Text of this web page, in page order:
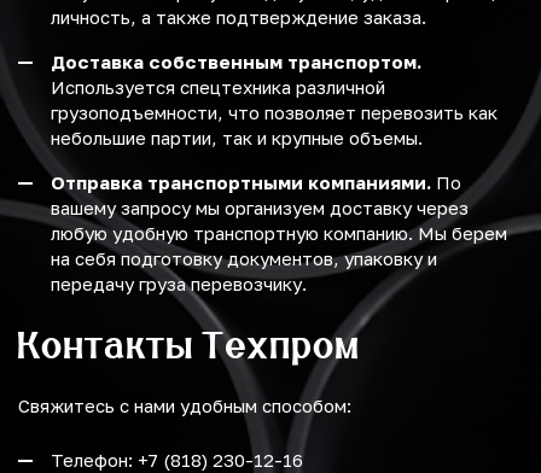
личность, а также подтверждение заказа.
Доставка собственным транспортом.
Используется спецтехника различной
грузоподъемности, что позволяет перевозить как
небольшие партии, так и крупные объемы.
Отправка транспортными компаниями. По
вашему запросу мы организуем доставку через
любую удобную транспортную компанию. Мы берем
на себя подготовку документов, упаковку и
передачу груза перевозчику.
Контакты Техпром
Свяжитесь с нами удобным способом:
Телефон: +7 (818) 230-12-16